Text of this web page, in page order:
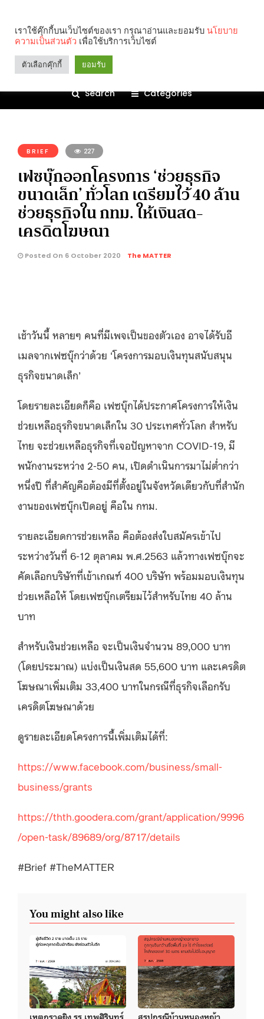
Search Categories
BRIEF 227
เฟซบุ๊กออกโครงการ ‘ช่วยธุรกิจ
ขนาดเล็ก’ ทั่วโลก เตรียมไว้ 40 ล้าน
ช่วยธุรกิจใน กทม. ให้เงินสด-
เครดิตโฆษณา
Posted On 6 October 2020 The MATTER
เช้าวันนี้ หลายๆ คนที่มีเพจเป็นของตัวเอง อาจได้รับอี
เมลจากเฟซบุ๊กว่าด้วย ‘โครงการมอบเงินทุนสนับสนุน
ธุรกิจขนาดเล็ก’
โดยรายละเอียดก็คือ เฟซบุ๊กได้ประกาศโครงการให้เงิน
ช่วยเหลือธุรกิจขนาดเล็กใน 30 ประเทศทั่วโลก สำหรับ
ไทย จะช่วยเหลือธุรกิจที่เจอปัญหาจาก COVID-19, มี
พนักงานระหว่าง 2-50 คน, เปิดดำเนินการมาไม่ต่ำกว่า
หนึ่งปี ที่สำคัญคือต้องมีที่ตั้งอยู่ในจังหวัดเดียวกับที่สำนัก
งานของเฟซบุ๊กเปิดอยู่ คือใน กทม.
รายละเอียดการช่วยเหลือ คือต้องส่งใบสมัครเข้าไป
ระหว่างวันที่ 6-12 ตุลาคม พ.ศ.2563 แล้วทางเฟซบุ๊กจะ
คัดเลือกบริษัทที่เข้าเกณฑ์ 400 บริษัท พร้อมมอบเงินทุน
ช่วยเหลือให้ โดยเฟซบุ๊กเตรียมไว้สำหรับไทย 40 ล้าน
บาท
สำหรับเงินช่วยเหลือ จะเป็นเงินจำนวน 89,000 บาท
(โดยประมาณ) แบ่งเป็นเงินสด 55,600 บาท และเครดิต
โฆษณาเพิ่มเติม 33,400 บาทในกรณีที่ธุรกิจเลือกรับ
เครดิตโฆษณาด้วย
ดูรายละเอียดโครงการนี้เพิ่มเติมได้ที่:
https://www.facebook.com/business/small-
business/grants
https://thth.goodera.com/grant/application/9996
/open-task/89689/org/8717/details
#Brief #TheMATTER
You might also like
เหตุกราดยิง รร.เทพศิรินทร์
สรุปกรณีบ้านหนองหญ้า
เราใช้คุ๊กกี้บนเว็บไซต์ของเรา กรุณาอ่านและยอมรับ นโยบาย
ความเป็นส่วนตัว เพื่อใช้บริการเว็บไซต์
ตัวเลือกคุ๊กกี้ ยอมรับ